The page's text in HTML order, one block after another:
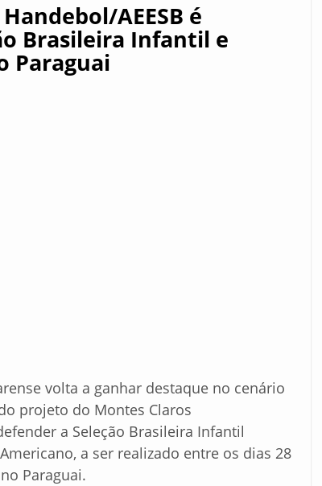
AEESB é
Brasileira Infantil e
Paraguai
volta a ganhar destaque no cenário
projeto do Montes Claros
a Seleção Brasileira Infantil
a ser realizado entre os dias 28
Paraguai.